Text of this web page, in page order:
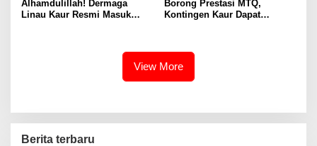
Alhamdulillah! Dermaga
Linau Kaur Resmi Masuk
Borong Prestasi MTQ,
Kontingen Kaur Dapat
View More
Berita terbaru